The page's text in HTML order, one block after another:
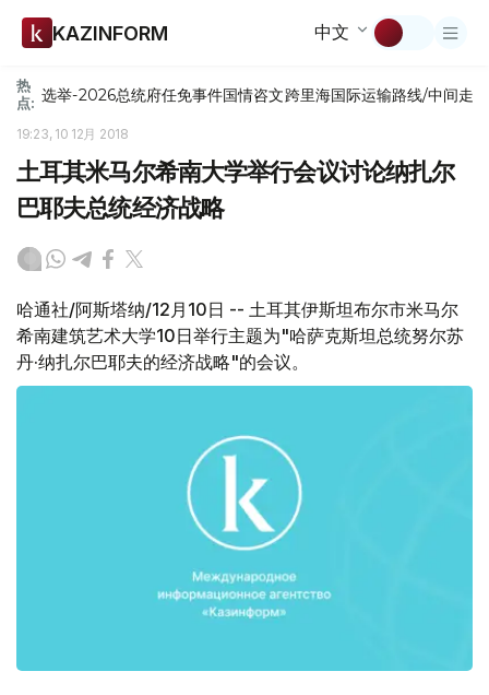
KAZINFORM 中文
热
点: 选举-2026总统府任免事件国情咨文跨里海国际运输路线/中间走廊
19:23, 10 12月 2018
土耳其米马尔希南大学举行会议讨论纳扎尔
巴耶夫总统经济战略
哈通社/阿斯塔纳/12月10日 -- 土耳其伊斯坦布尔市米马尔
希南建筑艺术大学10日举行主题为"哈萨克斯坦总统努尔苏
丹·纳扎尔巴耶夫的经济战略"的会议。